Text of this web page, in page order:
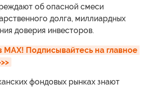
об опасной смеси
долга, миллиардных
доверия инвесторов.
Подписывайтесь на главное
фондовых рынках знают